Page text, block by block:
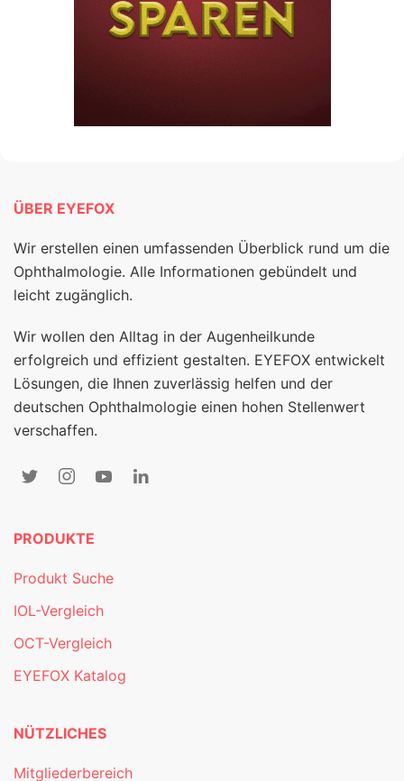
ÜBER EYEFOX
Wir erstellen einen umfassenden Überblick rund um die
Ophthalmologie. Alle Informationen gebündelt und
leicht zugänglich.
Wir wollen den Alltag in der Augenheilkunde
erfolgreich und effizient gestalten. EYEFOX entwickelt
Lösungen, die Ihnen zuverlässig helfen und der
deutschen Ophthalmologie einen hohen Stellenwert
verschaffen.
PRODUKTE
Produkt Suche
IOL-Vergleich
OCT-Vergleich
EYEFOX Katalog
NÜTZLICHES
Mitgliederbereich